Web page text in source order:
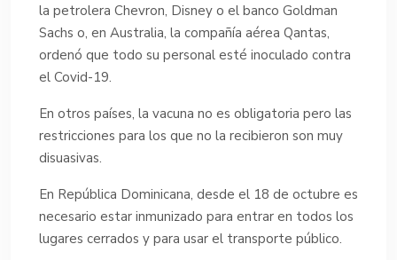
la petrolera Chevron, Disney o el banco Goldman
Sachs o, en Australia, la compañía aérea Qantas,
ordenó que todo su personal esté inoculado contra
el Covid-19.
En otros países, la vacuna no es obligatoria pero las
restricciones para los que no la recibieron son muy
disuasivas.
En República Dominicana, desde el 18 de octubre es
necesario estar inmunizado para entrar en todos los
lugares cerrados y para usar el transporte público.